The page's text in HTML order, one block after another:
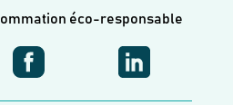
éco-responsable